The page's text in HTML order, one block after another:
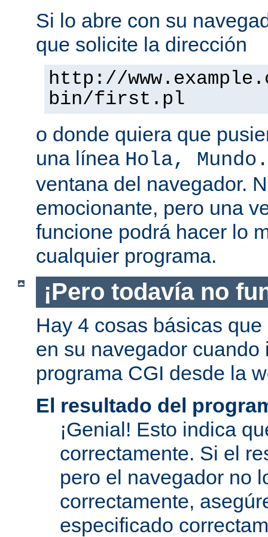
Si lo abre con su
que solicite la dirección
http://
bin/first.pl
o donde quiera que
una línea Hola, Mundo.
ventana del navegador.
emocionante, pero una
funcione podrá hacer lo
cualquier programa.
¡Pero todavía no
Hay 4 cosas básicas
en su navegador
programa CGI desde la
El resultado del
¡Genial! Esto indica
correctamente. Si el
pero el navegador no
correctamente,
especificado